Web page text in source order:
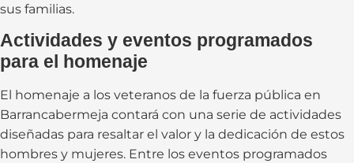
sus familias.
Actividades y eventos programados
para el homenaje
El homenaje a los veteranos de la fuerza pública en
Barrancabermeja contará con una serie de actividades
diseñadas para resaltar el valor y la dedicación de estos
hombres y mujeres. Entre los eventos programados